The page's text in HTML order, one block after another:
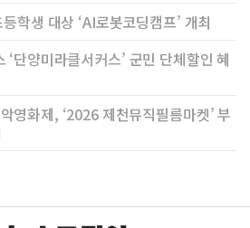
학생 대상 ‘AI로봇코딩캠프’ 개최
‘단양미라클서커스’ 군민 단체할인 혜
영화제, ‘2026 제천뮤직필름마켓’ 부